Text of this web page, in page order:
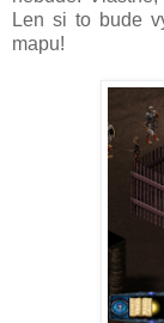
Len si to bude
mapu!